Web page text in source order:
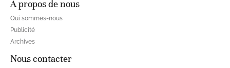
À propos de nous
Qui sommes-nous
Publicité
Archives
Nous contacter